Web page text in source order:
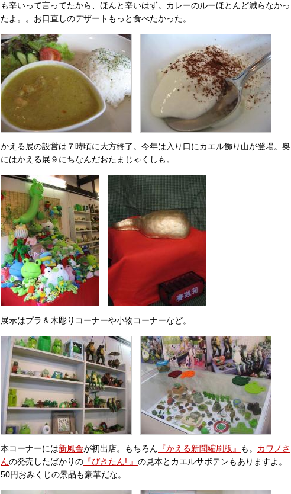
も辛いって言ってたから、ほんと辛いはず。カレーのルーほとんど減らなかっ
たよ。。お口直しのデザートもっと食べたかった。
かえる展の設営は７時頃に大方終了。今年は入り口にカエル飾り山が登場。奥
にはかえる展９にちなんだおたまじゃくしも。
展示はプラ＆木彫りコーナーや小物コーナーなど。
本コーナーには新風舎が初出店。もちろん 『かえる新聞縮刷版』 も。 カワノさ
んの発売したばかりの 『びきたん! 』 の見本とカエルサボテンもありますよ。
50円おみくじの景品も豪華だな。